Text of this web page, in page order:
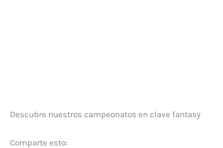
Descubre nuestros campeonatos en clave fantasy
Comparte esto: